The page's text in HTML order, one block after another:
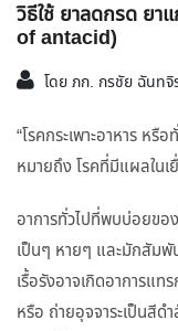
วิธีใช้ ยาลดกรด ยา
of antacid)
โดย ภก. กรชัย ฉันทจิ
“โรคกระเพาะอาหาร หรื
หมายถึง โรคที่มีแผลในเ
อาการทั่วไปที่พบบ่อยขอ
เป็นๆ หายๆ และมักสัมพั
เรื้อรังอาจเกิดอาการแ
หรือ ถ่ายอุจจาระเป็นสีด